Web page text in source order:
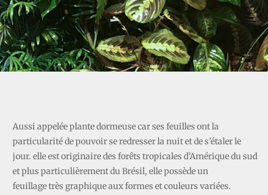
Aussi appelée plante dormeuse car ses feuilles ont la
particularité de pouvoir se redresser la nuit et de s’étaler le
jour. elle est originaire des forêts tropicales d’Amérique du sud
et plus particulièrement du Brésil, elle possède un
feuillage très graphique aux formes et couleurs variées.